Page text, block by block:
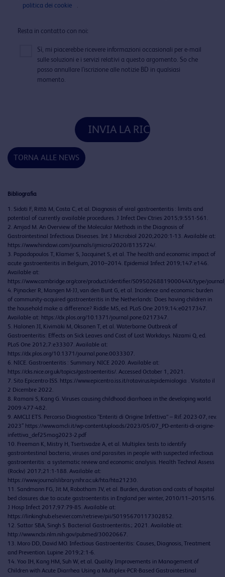
politica dei cookie
Resta in contatto con noi:
Sì, mi piacerebbe ricevere informazioni occasionali per e-mail
sulle soluzioni e i servizi relativi a questo argomento. So che
posso annullare l'iscrizione alle notizie BD in qualsiasi
momento.
INVIA LA RICHIESTA
TORNA ALLE NEWS
Bibliografia
1. Sidoti F, Rittà M, Costa C, et al. Diagnosis of viral gastroenteritis : limits and
potential of currently available procedures. J Infect Dev Ctries 2015;9:551-561.
2. Amjad M. An Overview of the Molecular Methods in the Diagnosis of
Gastrointestinal Infectious Diseases. Int J Microbiol 2020;2020:1-13. Available at:
https://www.hindawi.com/journals/ijmicro/2020/8135724/.
3. Papadopoulos T, Klamer S, Jacquinet S, et al. The health and economic impact of
acute gastroenteritis in Belgium, 2010–2014. Epidemiol Infect 2019;147:e146.
Available at:
https://www.cambridge.org/core/product/identifier/S095026881900044X/type/
4. Pijnacker R, Mangen M-JJ, van den Bunt G, et al. Incidence and economic burden
of community-acquired gastroenteritis in the Netherlands: Does having children in
the household make a difference? Riddle MS, ed. PLoS One 2019;14:e0217347.
Available at: https://dx.plos.org/10.1371/journal.pone.0217347.
5. Halonen JI, Kivimäki M, Oksanen T, et al. Waterborne Outbreak of
Gastroenteritis: Effects on Sick Leaves and Cost of Lost Workdays. Nizami Q, ed.
PLoS One 2012;7:e33307. Available at:
https://dx.plos.org/10.1371/journal.pone.0033307.
6. NICE. Gastroenteritis : Summary. NICE 2020. Available at:
https://cks.nice.org.uk/topics/gastroenteritis/. Accessed October 1, 2021.
7. Sito Epicentro-ISS. https://www.epicentro.iss.it/rotavirus/epidemiologia . Visitato il
2 Dicembre 2022.
8. Ramani S, Kang G. Viruses causing childhood diarrhoea in the developing world.
2009:477-482.
9. AMCLI ETS. Percorso Diagnostico “Enteriti di Origine Infettiva” – Rif. 2023-07, rev.
2023″ https://www.amcli.it/wp-content/uploads/2023/05/07_PD-enteriti-di-origine-
infettiva_def25mag2023-2.pdf
10. Freeman K, Mistry H, Tsertsvadze A, et al. Multiplex tests to identify
gastrointestinal bacteria, viruses and parasites in people with suspected infectious
gastroenteritis: a systematic review and economic analysis. Health Technol Assess
(Rockv) 2017;21:1-188. Available at:
https://www.journalslibrary.nihr.ac.uk/hta/hta21230.
11. Sandmann FG, Jit M, Robotham JV, et al. Burden, duration and costs of hospital
bed closures due to acute gastroenteritis in England per winter, 2010/11–2015/16.
J Hosp Infect 2017;97:79-85. Available at:
https://linkinghub.elsevier.com/retrieve/pii/S0195670117302852.
12. Sattar SBA, Singh S. Bacterial Gastroenteritis.; 2021. Available at:
http://www.ncbi.nlm.nih.gov/pubmed/30020667.
13. Moro DD, David MO. Infectious Gastroenteritis: Causes, Diagnosis, Treatment
and Prevention. Lupine 2019;2:1-6.
14. Yoo IH, Kang HM, Suh W, et al. Quality Improvements in Management of
Children with Acute Diarrhea Using a Multiplex-PCR-Based Gastrointestinal